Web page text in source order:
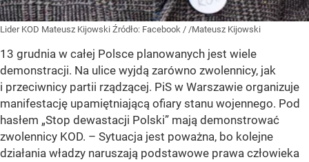
Lider KOD Mateusz Kijowski Źródło: Facebook / /Mateusz Kijowski
13 grudnia w całej Polsce planowanych jest wiele
demonstracji. Na ulice wyjdą zarówno zwolennicy, jak
i przeciwnicy partii rządzącej. PiS w Warszawie organizuje
manifestację upamiętniającą ofiary stanu wojennego. Pod
hasłem „Stop dewastacji Polski” mają demonstrować
zwolennicy KOD. – Sytuacja jest poważna, bo kolejne
działania władzy naruszają podstawowe prawa człowieka